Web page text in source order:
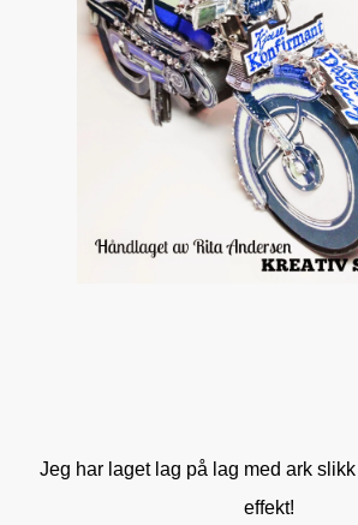
Jeg har laget lag på lag med ark
effekt!